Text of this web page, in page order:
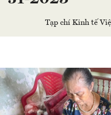
Tạp chí Kinh tế